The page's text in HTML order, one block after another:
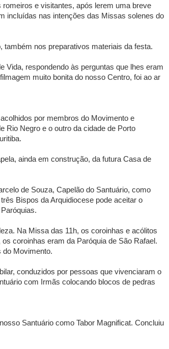
e visitantes, após lerem uma breve
incluídas nas intenções das Missas solenes do
nos preparativos materiais da festa.
Vida, respondendo às perguntas que lhes eram
muito bonita do nosso Centro, foi ao ar
por membros do Movimento e
Rio Negro e o outro da cidade de Porto
ainda em construção, da futura Casa de
de Souza, Capelão do Santuário, como
Bispos da Arquidiocese pode aceitar o
Na Missa das 11h, os coroinhas e acólitos
coroinhas eram da Paróquia de São Rafael.
do Movimento.
conduzidos por pessoas que vivenciaram o
com Irmãs colocando blocos de pedras
Santuário como Tabor Magnificat. Concluiu